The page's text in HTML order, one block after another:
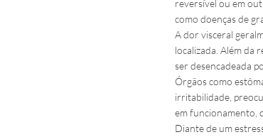
reversível ou em
como doenças de
A dor visceral
localizada. Além da
ser desencadeada
Órgãos como
irritabilidade,
em funcionamento,
Diante de um